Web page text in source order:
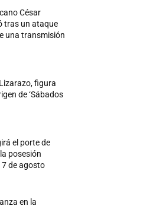
César
tras un ataque
una transmisión
figura
de ‘Sábados
el porte de
posesión
7 de agosto
en la